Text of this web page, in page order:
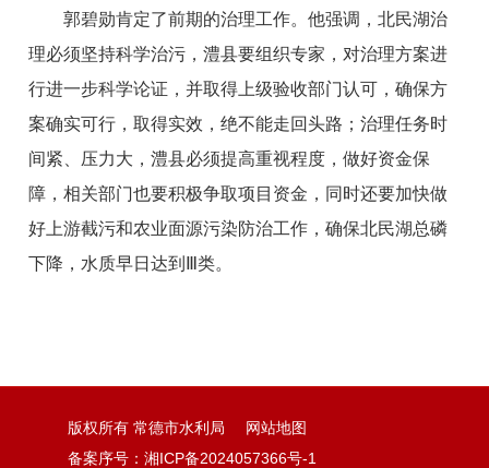
郭碧勋肯定了前期的治理工作。他强调，北民湖治
理必须坚持科学治污，澧县要组织专家，对治理方案进
行进一步科学论证，并取得上级验收部门认可，确保方
案确实可行，取得实效，绝不能走回头路；治理任务时
间紧、压力大，澧县必须提高重视程度，做好资金保
障，相关部门也要积极争取项目资金，同时还要加快做
好上游截污和农业面源污染防治工作，确保北民湖总磷
下降，水质早日达到Ⅲ类。
版权所有 常德市水利局
网站地图
备案序号：湘ICP备2024057366号-1